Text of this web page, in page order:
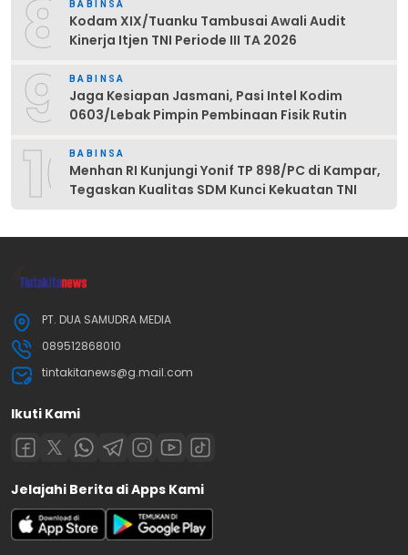
8 BABINSA
Kodam XIX/Tuanku Tambusai Awali Audit
Kinerja Itjen TNI Periode III TA 2026
9 BABINSA
Jaga Kesiapan Jasmani, Pasi Intel Kodim
0603/Lebak Pimpin Pembinaan Fisik Rutin
10BABINSA
Menhan RI Kunjungi Yonif TP 898/PC di Kampar,
Tegaskan Kualitas SDM Kunci Kekuatan TNI
PT. DUA SAMUDRA MEDIA
089512868010
tintakitanews@g.mail.com
Ikuti Kami
Jelajahi Berita di Apps Kami